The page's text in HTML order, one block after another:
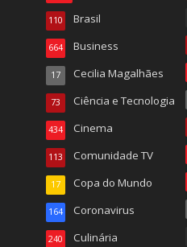
Brasil
110
Business
664
Cecilia Magalhães
17
Ciência e Tecnologia
73
Cinema
434
Comunidade TV
113
Copa do Mundo
17
Coronavirus
164
Culinária
240